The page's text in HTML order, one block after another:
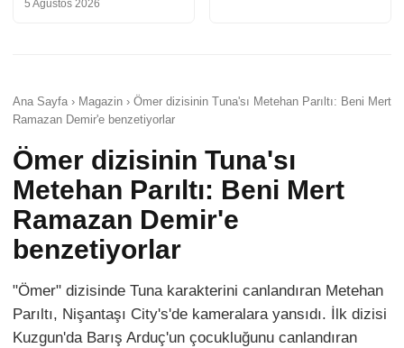
5 Ağustos 2026
Ana Sayfa › Magazin › Ömer dizisinin Tuna'sı Metehan Parıltı: Beni Mert
Ramazan Demir'e benzetiyorlar
Ömer dizisinin Tuna'sı
Metehan Parıltı: Beni Mert
Ramazan Demir'e
benzetiyorlar
"Ömer" dizisinde Tuna karakterini canlandıran Metehan
Parıltı, Nişantaşı City's'de kameralara yansıdı. İlk dizisi
Kuzgun'da Barış Arduç'un çocukluğunu canlandıran